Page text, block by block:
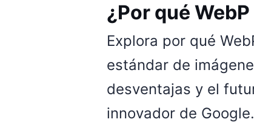
¿Por qué
Explora por qué
estándar de
desventajas y el
innovador de Google.